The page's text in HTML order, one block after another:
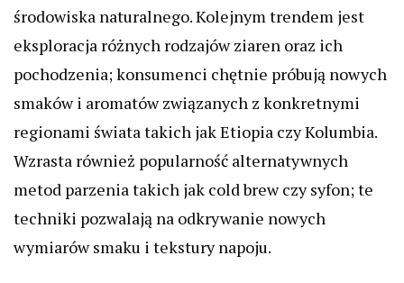
środowiska naturalnego. Kolejnym trendem jest
eksploracja różnych rodzajów ziaren oraz ich
pochodzenia; konsumenci chętnie próbują nowych
smaków i aromatów związanych z konkretnymi
regionami świata takich jak Etiopia czy Kolumbia.
Wzrasta również popularność alternatywnych
metod parzenia takich jak cold brew czy syfon; te
techniki pozwalają na odkrywanie nowych
wymiarów smaku i tekstury napoju.